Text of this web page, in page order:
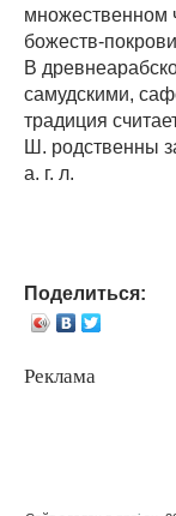
множественном
божеств-
В
самудскими,
традиция
Ш. родственны
а. г. л.
Поделиться:
Реклама